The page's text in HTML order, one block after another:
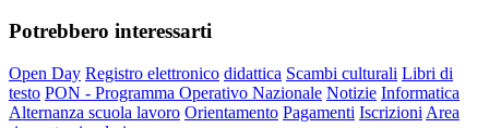
Potrebbero interessarti
Open Day Registro elettronico didattica Scambi culturali Libri di
testo PON - Programma Operativo Nazionale Notizie Informatica
Alternanza scuola lavoro Orientamento Pagamenti Iscrizioni Area